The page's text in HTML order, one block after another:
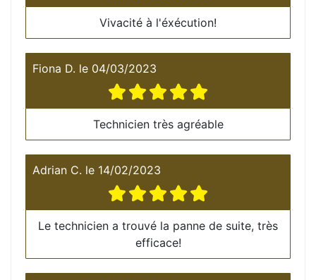
Vivacité à l'éxécution!
Fiona D. le 04/03/2023
Technicien très agréable
Adrian C. le 14/02/2023
Le technicien a trouvé la panne de suite, très
efficace!